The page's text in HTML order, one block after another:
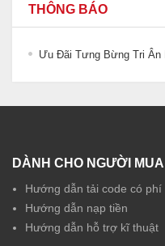
THÔNG BÁO
Ưu Đãi Tưng Bừng Tri Ân
DÀNH CHO NGƯỜI MUA
Hướng dẫn tải code có phí
Hướng dẫn nạp tiền
Hướng dẫn hỗ trợ kĩ thuật